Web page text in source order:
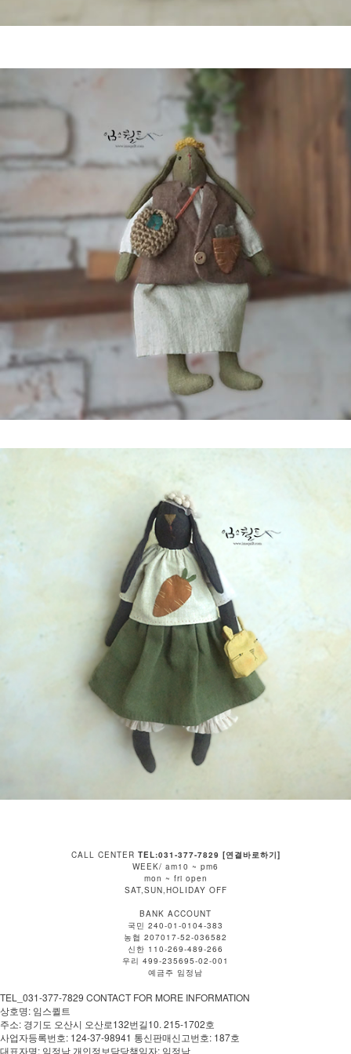
CALL CENTER TEL:031-377-7829 [연결바로하기]
WEEK/ am10 ~ pm6
mon ~ fri open
SAT,SUN,HOLIDAY OFF
BANK ACCOUNT
국민 240-01-0104-383
농협 207017-52-036582
신한 110-269-489-266
우리 499-235695-02-001
예금주 임정남
TEL_031-377-7829 CONTACT FOR MORE INFORMATION
상호명: 임스퀼트
주소: 경기도 오산시 오산로132번길10. 215-1702호
사업자등록번호: 124-37-98941 통신판매신고번호: 187호
대표자명: 임정남 개인정보담당책임자: 임정남